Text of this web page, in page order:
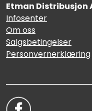
Etman Distribusjon
Infosenter
Om oss
Salgsbetingelser
Personvernerklæring